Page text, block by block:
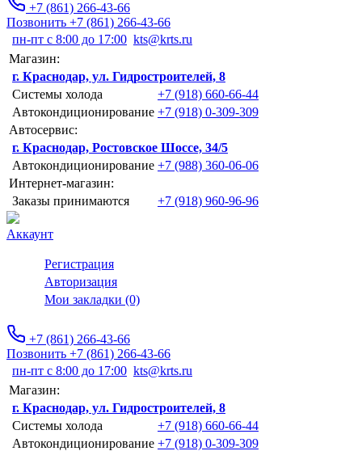
+7 (861) 266-43-66
Позвонить +7 (861) 266-43-66
пн-пт с 8:00 до 17:00 kts@krts.ru
Магазин:
г. Краснодар, ул. Гидростроителей, 8
Системы холода
+7 (918) 660-66-44
Автокондиционирование +7 (918) 0-309-309
Автосервис:
г. Краснодар, Ростовское Шоссе, 34/5
Автокондиционирование +7 (988) 360-06-06
Интернет-магазин:
Заказы принимаются
+7 (918) 960-96-96
Аккаунт
Регистрация
Авторизация
Мои закладки (0)
+7 (861) 266-43-66
Позвонить +7 (861) 266-43-66
пн-пт с 8:00 до 17:00 kts@krts.ru
Магазин:
г. Краснодар, ул. Гидростроителей, 8
Системы холода
+7 (918) 660-66-44
Автокондиционирование +7 (918) 0-309-309